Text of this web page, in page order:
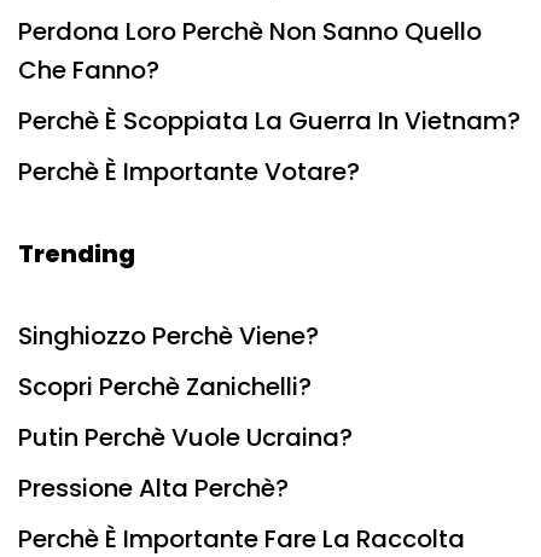
Perdona Loro Perchè Non Sanno Quello
Che Fanno?
Perchè È Scoppiata La Guerra In Vietnam?
Perchè È Importante Votare?
Trending
Singhiozzo Perchè Viene?
Scopri Perchè Zanichelli?
Putin Perchè Vuole Ucraina?
Pressione Alta Perchè?
Perchè È Importante Fare La Raccolta